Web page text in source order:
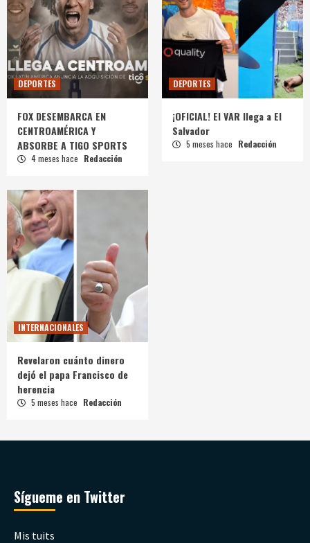
DEPORTES
FOX DESEMBARCA EN
CENTROAMÉRICA Y
ABSORBE A TIGO SPORTS
4 meses hace Redacción
DEPORTES
¡OFICIAL! El VAR llega a El
Salvador
5 meses hace Redacción
INTERNACIONALES
Revelaron cuánto dinero
dejó el papa Francisco de
herencia
5 meses hace Redacción
Sígueme en Twitter
Mis tuits